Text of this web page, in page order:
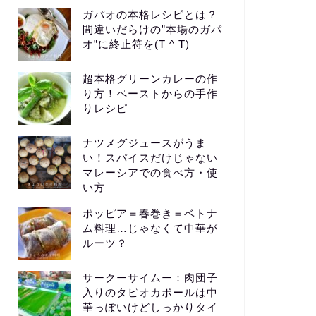
ガパオの本格レシピとは？
間違いだらけの”本場のガパ
オ”に終止符を(T ^ T)
超本格グリーンカレーの作
り方！ペーストからの手作
りレシピ
ナツメグジュースがうま
い！スパイスだけじゃない
マレーシアでの食べ方・使
い方
ポッピア＝春巻き＝ベトナ
ム料理…じゃなくて中華が
ルーツ？
サークーサイムー：肉団子
入りのタピオカボールは中
華っぽいけどしっかりタイ